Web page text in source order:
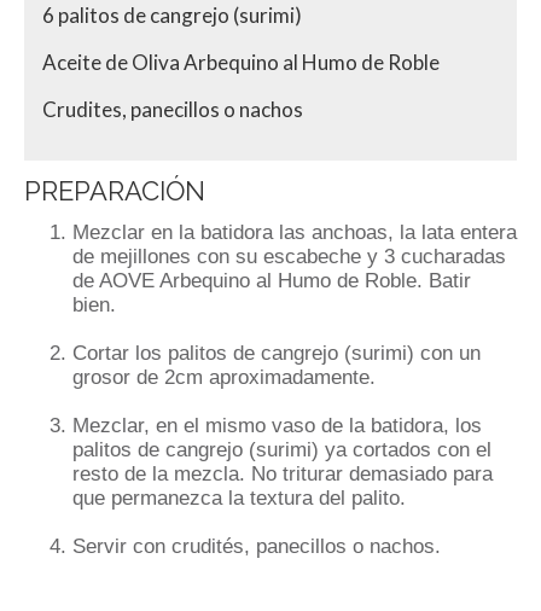
6 palitos de cangrejo (surimi)
Aceite de Oliva Arbequino al Humo de Roble
Crudites, panecillos o nachos
PREPARACIÓN
Mezclar en la batidora las anchoas, la lata entera
de mejillones con su escabeche y 3 cucharadas
de AOVE Arbequino al Humo de Roble. Batir
bien.
Cortar los palitos de cangrejo (surimi) con un
grosor de 2cm aproximadamente.
Mezclar, en el mismo vaso de la batidora, los
palitos de cangrejo (surimi) ya cortados con el
resto de la mezcla. No triturar demasiado para
que permanezca la textura del palito.
Servir con crudités, panecillos o nachos.